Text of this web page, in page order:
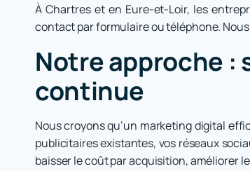
À Chartres et en Eure-et-Loir, les
contact par formulaire ou téléphone.
Notre approche :
continue
Nous croyons qu’un marketing digital
publicitaires existantes, vos réseaux
baisser le coût par acquisition, améliorer